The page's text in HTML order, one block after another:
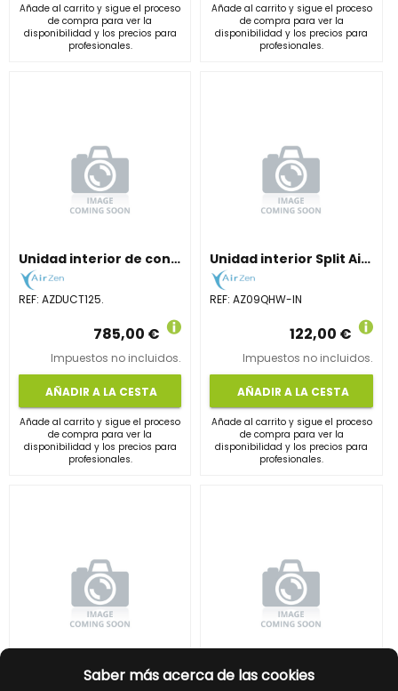
Saber más acerca de las cookies
Añade al carrito y sigue el proceso
de compra para ver la
disponibilidad y los precios para
profesionales.
Añade al carrito y sigue el proceso
de compra para ver la
disponibilidad y los precios para
profesionales.
Unidad interior de conductos 12,4 kW. Climatización total.
REF: AZDUCT125.
785,00 €
Impuestos no incluidos.
AÑADIR A LA CESTA
Añade al carrito y sigue el proceso
de compra para ver la
disponibilidad y los precios para
profesionales.
Unidad interior Split AirZen de 2,6 kW con Wi-Fi y Self Clean.
REF:AZ09QHW-IN
122,00 €
Impuestos no incluidos.
AÑADIR A LA CESTA
Añade al carrito y sigue el proceso
de compra para ver la
disponibilidad y los precios para
profesionales.
Unidad exterior Monosplit de 3,2 kW. Tecnología Inverter R32.